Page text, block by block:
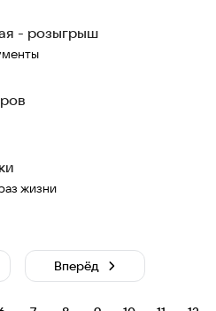
- розыгрыш
жизни
Вперёд